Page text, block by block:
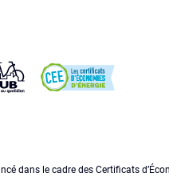
dans le cadre des Certificats